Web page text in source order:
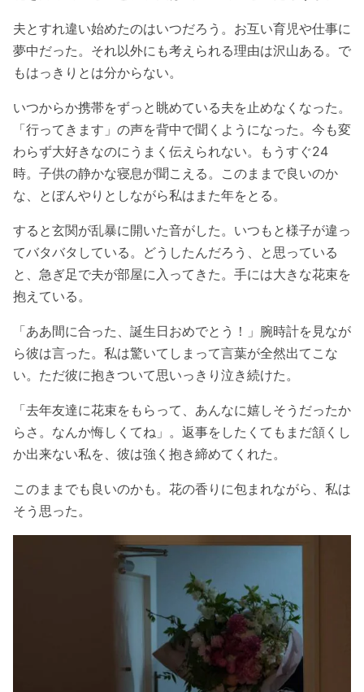
夫とすれ違い始めたのはいつだろう。お互い育児や仕事に
夢中だった。それ以外にも考えられる理由は沢山ある。で
もはっきりとは分からない。
いつからか携帯をずっと眺めている夫を止めなくなった。
「行ってきます」の声を背中で聞くようになった。今も変
わらず大好きなのにうまく伝えられない。もうすぐ24
時。子供の静かな寝息が聞こえる。このままで良いのか
な、とぼんやりとしながら私はまた年をとる。
すると玄関が乱暴に開いた音がした。いつもと様子が違っ
てバタバタしている。どうしたんだろう、と思っている
と、急ぎ足で夫が部屋に入ってきた。手には大きな花束を
抱えている。
「ああ間に合った、誕生日おめでとう！」腕時計を見なが
ら彼は言った。私は驚いてしまって言葉が全然出てこな
い。ただ彼に抱きついて思いっきり泣き続けた。
「去年友達に花束をもらって、あんなに嬉しそうだったか
らさ。なんか悔しくてね」。返事をしたくてもまだ頷くし
か出来ない私を、彼は強く抱き締めてくれた。
このままでも良いのかも。花の香りに包まれながら、私は
そう思った。